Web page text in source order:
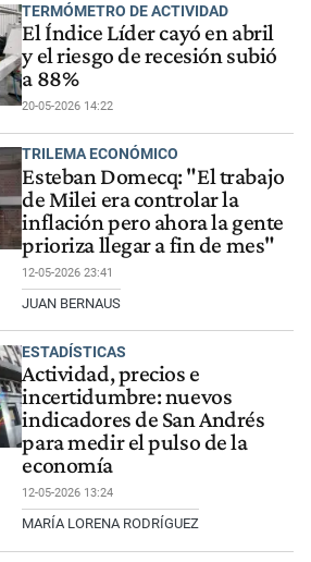
TERMÓMETRO DE ACTIVIDAD
El Índice Líder cayó en abril
y el riesgo de recesión subió
a 88%
20-05-2026 14:22
TRILEMA ECONÓMICO
Esteban Domecq: "El trabajo
de Milei era controlar la
inflación pero ahora la gente
prioriza llegar a fin de mes"
12-05-2026 23:41
JUAN BERNAUS
ESTADÍSTICAS
Actividad, precios e
incertidumbre: nuevos
indicadores de San Andrés
para medir el pulso de la
economía
12-05-2026 13:24
MARÍA LORENA RODRÍGUEZ